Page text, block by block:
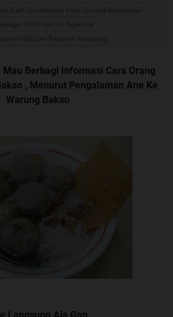
Mau Berbagi Informasi Cara Orang
, Menurut Pengalaman Ane Ke
Warung Bakso